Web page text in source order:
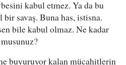
kabul etmez. Ya da bu
savaş. Buna has, istisna.
bile kabul olmaz. Ne kadar
buyuruyor kalan mücahitlerin